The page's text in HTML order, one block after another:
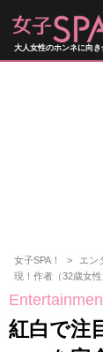
大人女性のホンネに向き
女子SPA！ エン
現！作者（32歳女
紅白で注